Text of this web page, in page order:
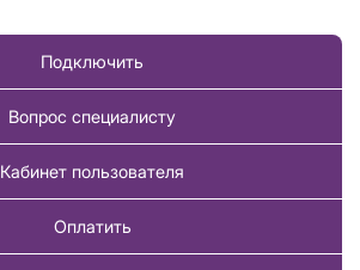
Подключить
Вопрос специалисту
Кабинет пользователя
Оплатить